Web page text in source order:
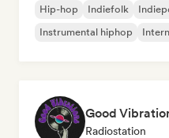
Hip-hop Indiefolk
Instrumental hiphop
Good
Radiostation